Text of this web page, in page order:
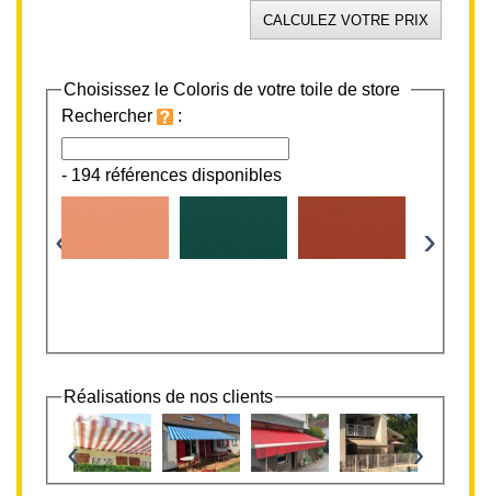
Choisissez le Coloris de votre toile de store
Rechercher
:
- 194 références disponibles
‹ ›
Réalisations de nos clients
‹ ›